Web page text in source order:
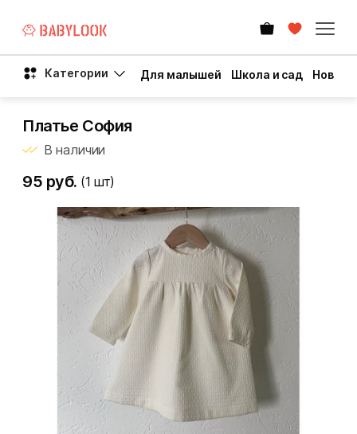
Категории Для малышей Школа и сад Новый
Платье София
В наличии
95 руб. (1 шт)